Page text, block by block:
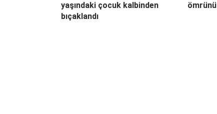
yaşındaki çocuk kalbinden
bıçaklandı
ömrünü